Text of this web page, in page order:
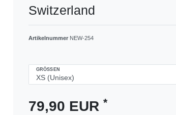
Switzerland
Artikelnummer NEW-254
GRÖSSEN
79,90 EUR *